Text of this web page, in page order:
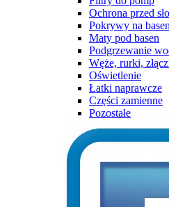
Ochrona przed
Pokrywy na basen
Maty pod basen
Podgrzewanie
Węże, rurki,
Oświetlenie
Łatki naprawcze
Części zamienne
Pozostałe